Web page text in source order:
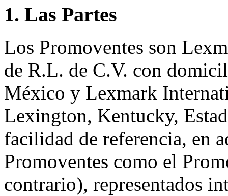
1. Las Partes
Los Promoventes son
de R.L. de C.V. con
México y Lexmark
Lexington, Kentucky,
facilidad de referencia, en
Promoventes como el
contrario), representados